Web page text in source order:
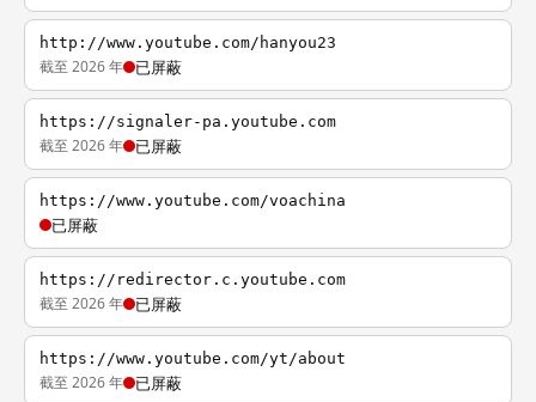
http://www.youtube.com/hanyou23
截至 2026 年 已屏蔽
https://signaler-pa.youtube.com
截至 2026 年 已屏蔽
https://www.youtube.com/voachina
已屏蔽
https://redirector.c.youtube.com
截至 2026 年 已屏蔽
https://www.youtube.com/yt/about
截至 2026 年 已屏蔽